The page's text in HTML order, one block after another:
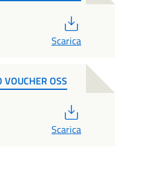
Scarica
VOUCHER OSS
Scarica